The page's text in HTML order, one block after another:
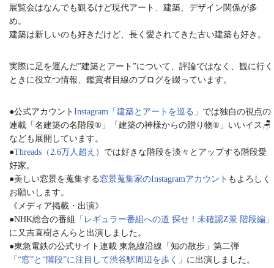
展覧会はなんでも観るけど現代アート、建築、デザイン関係が多
め。
建築は新しいのも好きだけど、長く愛されてきた古い建築も好き。
実際に足を運んだ”建築とアート”について、評論ではなく、観に行く
ときに役立つ情報、鑑賞者目線のブログを綴っています。
●公式アカウント Instagram「建築とアートを巡る」 では独自の視点の
連載「名建築の名階段®︎」「建築の神様からの贈り物®︎」いいイス🪑
なども展開しています。
●Threads（2.6万人超え） では好きな階段を淡々とアップする階段愛
好家。
●美しい窓景を蒐集する 窓景蒐集家のInstagramアカウント もよろしく
お願いします。
《メディア掲載・出演》
●NHK総合の番組
「レギュラー番組への道 探せ！未確認Z景 階段編」
に又吉直樹さんらと出演しました。
●東急電鉄の公式サイト連載 東急線沿線「知の散歩」第二弾
「“窓”と“階段”に注目して渋谷駅周辺を歩く」 に出演しました。